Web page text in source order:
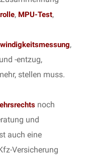
, MPU-Test,
,
-entzug,
stellen muss.
noch
und
auch eine
Versicherung